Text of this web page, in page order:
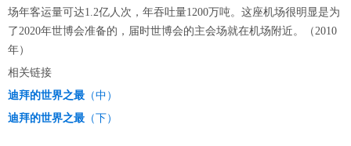
场年客运量可达1.2亿人次，年吞吐量1200万吨。这座机场很明显是为
了2020年世博会准备的，届时世博会的主会场就在机场附近。（2010
年）
相关链接
迪拜的世界之最 （中）
迪拜的世界之最 （下）